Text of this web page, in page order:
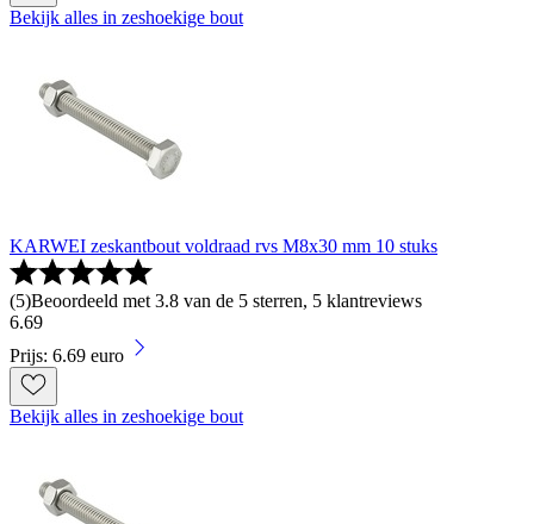
Bekijk alles in zeshoekige bout
KARWEI zeskantbout voldraad rvs M8x30 mm 10 stuks
(5)Beoordeeld met 3.8 van de 5 sterren, 5 klantreviews
6.69
Prijs: 6.69 euro
Bekijk alles in zeshoekige bout